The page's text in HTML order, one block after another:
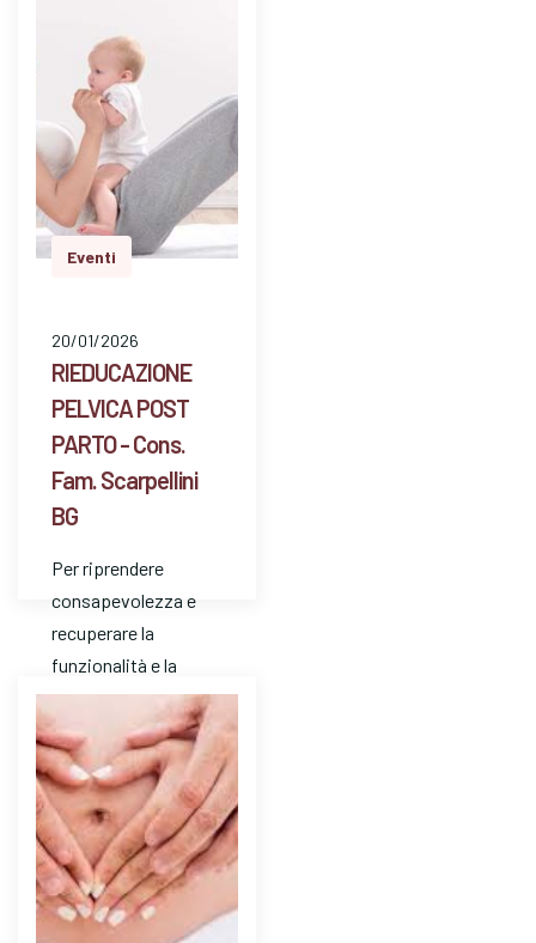
Eventi
20/01/2026
RIEDUCAZIONE
PELVICA POST
PARTO - Cons.
Fam. Scarpellini
BG
Per riprendere
consapevolezza e
recuperare la
funzionalità e la
tonicità muscolare
del pavimento
pelvico dopo la
gravidanza e il parto
a…